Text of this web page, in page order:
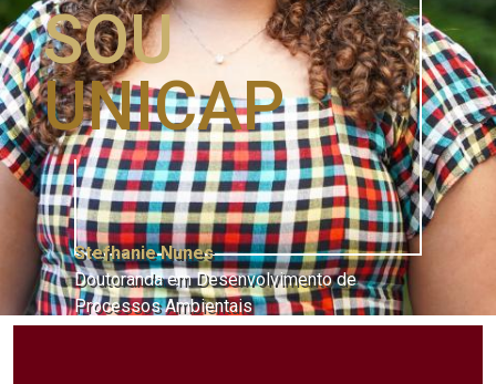
SOU
UNICAP
Stefhanie Nunes
Doutoranda em Desenvolvimento de
Processos Ambientais